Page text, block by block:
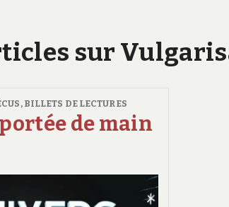
sur
, BILLETS DE LECTURES
de main